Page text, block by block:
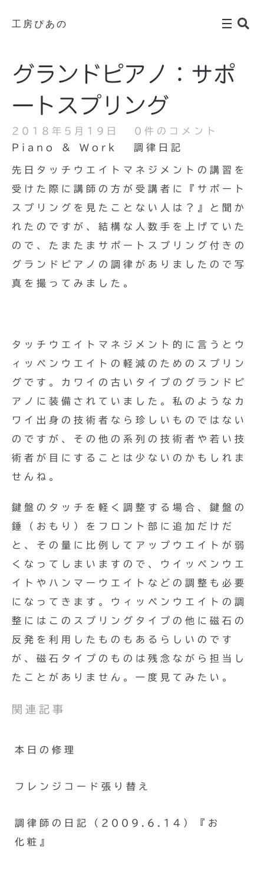
工房ぴあの
グランドピアノ：サポ
ートスプリング
2018年5月19日
0件のコメント
Piano & Work
調律日記
先日タッチウエイトマネジメントの講習を
受けた際に講師の方が受講者に『サポート
スプリングを見たことない人は？』と聞か
れたのですが、結構な人数手を上げていた
ので、たまたまサポートスプリング付きの
グランドピアノの調律がありましたので写
真を撮ってみました。
タッチウエイトマネジメント的に言うとウ
ィッペンウエイトの軽減のためのスプリン
グです。カワイの古いタイプのグランドピ
アノに装備されていました。私のようなカ
ワイ出身の技術者なら珍しいものではない
のですが、その他の系列の技術者や若い技
術者が目にすることは少ないのかもしれま
せんね。
鍵盤のタッチを軽く調整する場合、鍵盤の
錘（おもり）をフロント部に追加だけだ
と、その量に比例してアップウエイトが弱
くなってしまいますので、ウイッペンウエ
イトやハンマーウエイトなどの調整も必要
になってきます。ウィッペンウエイトの調
整にはこのスプリングタイプの他に磁石の
反発を利用したものもあるらしいのです
が、磁石タイプのものは残念ながら担当し
たことがありません。一度見てみたい。
関連記事
本日の修理
フレンジコード張り替え
調律師の日記（2009.6.14）『お
化粧』